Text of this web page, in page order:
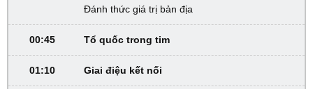
Đánh thức giá trị bản địa
00:45 Tổ quốc trong tim
01:10 Giai điệu kết nối